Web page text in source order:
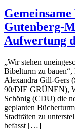
Gutenberg-
Aufwertung
„Wir stehen
Bibelturm zu bauen“,
Alexandra Gill-Gers
90/DIE GRÜNEN),
Schönig (CDU) die
geplanten
Stadträten zu
befasst […]